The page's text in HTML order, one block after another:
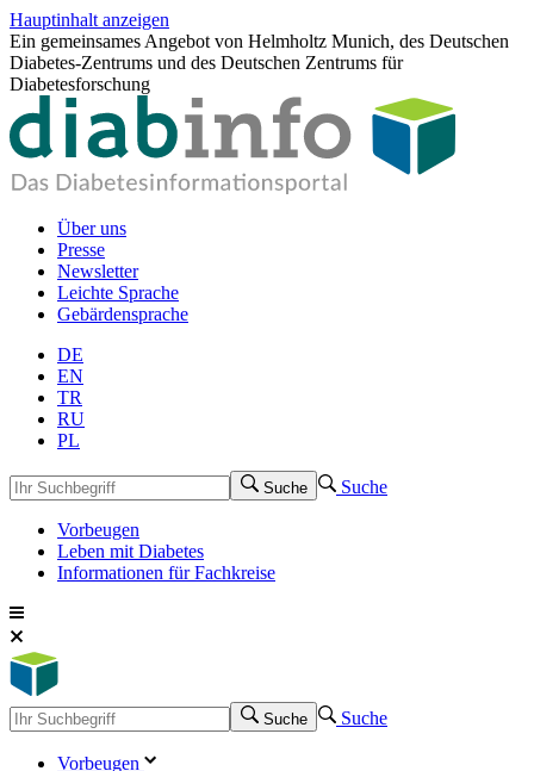
Hauptinhalt anzeigen
Ein gemeinsames Angebot von Helmholtz Munich, des Deutschen
Diabetes-Zentrums und des Deutschen Zentrums für
Diabetesforschung
Über uns
Presse
Newsletter
Leichte Sprache
Gebärdensprache
DE
EN
TR
RU
PL
Suche Suche
Vorbeugen
Leben mit Diabetes
Informationen für Fachkreise
Suche Suche
Vorbeugen